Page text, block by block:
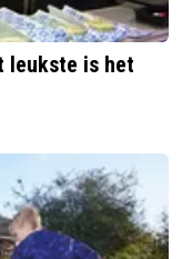
leukste is het